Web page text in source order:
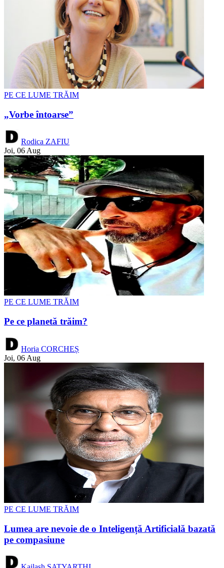
PE CE LUME TRĂIM
„Vorbe întoarse”
Rodica ZAFIU
Joi, 06 Aug
PE CE LUME TRĂIM
Pe ce planetă trăim?
Horia CORCHEȘ
Joi, 06 Aug
PE CE LUME TRĂIM
Lumea are nevoie de o Inteligență Artificială bazată
pe compasiune